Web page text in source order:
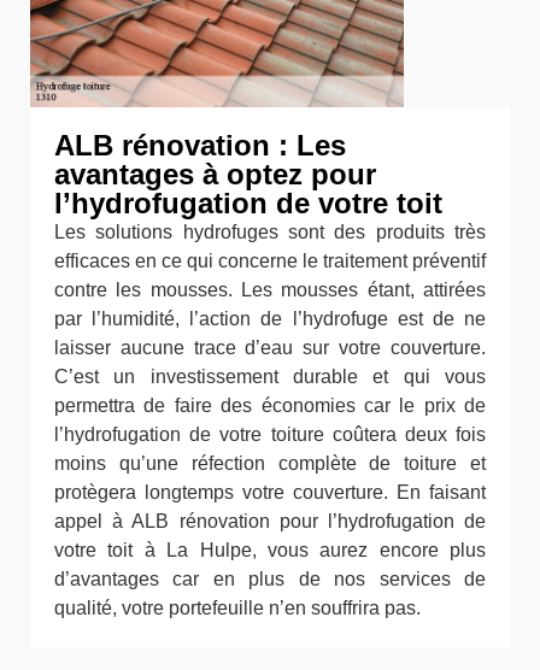
ALB rénovation : Les
avantages à optez pour
l’hydrofugation de votre toit
Les solutions hydrofuges sont des produits très
efficaces en ce qui concerne le traitement préventif
contre les mousses. Les mousses étant, attirées
par l’humidité, l’action de l’hydrofuge est de ne
laisser aucune trace d’eau sur votre couverture.
C’est un investissement durable et qui vous
permettra de faire des économies car le prix de
l’hydrofugation de votre toiture coûtera deux fois
moins qu’une réfection complète de toiture et
protègera longtemps votre couverture. En faisant
appel à ALB rénovation pour l’hydrofugation de
votre toit à La Hulpe, vous aurez encore plus
d’avantages car en plus de nos services de
qualité, votre portefeuille n’en souffrira pas.